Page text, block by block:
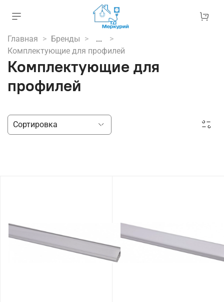
Главная Бренды
...
Комплектующие для профилей
Комплектующие для
профилей